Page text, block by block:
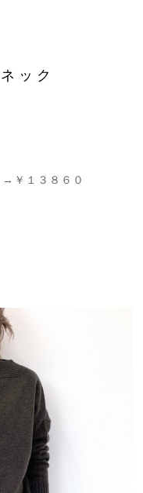
ック
￥１３８６０